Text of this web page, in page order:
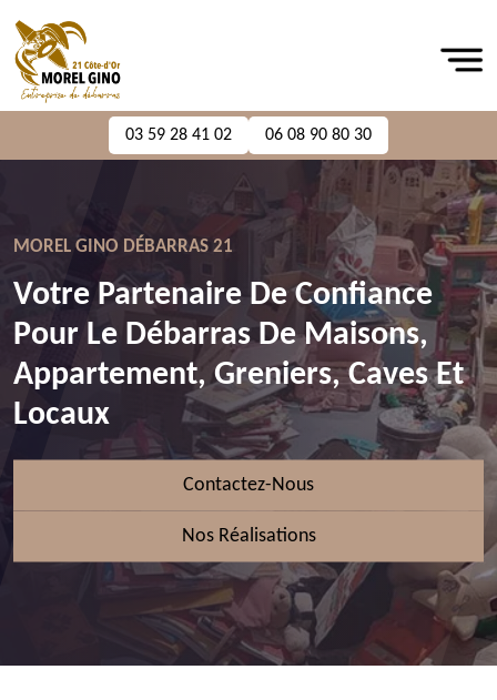
03 59 28 41 02 06 08 90 80 30
MOREL GINO DÉBARRAS 21
Votre Partenaire De Confiance
Pour Le Débarras De Maisons,
Appartement, Greniers, Caves Et
Locaux
Contactez-Nous
Nos Réalisations